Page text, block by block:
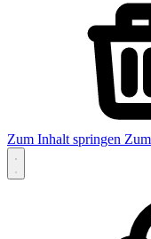
Zum Inhalt springen